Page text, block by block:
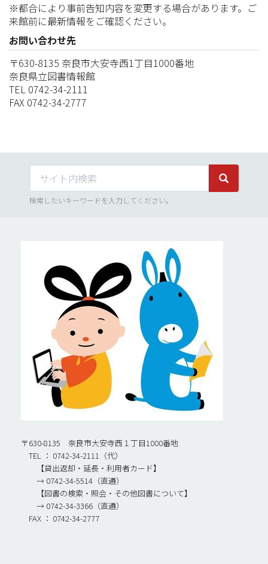
※都合により事前告知内容を変更する場合があります。ご
来館前に最新情報をご確認ください。
お問い合わせ先
〒630-8135 奈良市大安寺西1丁目1000番地
奈良県立図書情報館
TEL 0742-34-2111
FAX 0742-34-2777
サイト内検索 サイト内
検索したいキーワードを入力してください。
〒630-8135 奈良市大安寺西１丁目1000番地
TEL ： 0742-34-2111（代）
【貸出返却・延長・利用者カード】
→ 0742-34-5514（直通）
【図書の検索・照会・その他図書について】
→ 0742-34-3366（直通）
FAX ： 0742-34-2777